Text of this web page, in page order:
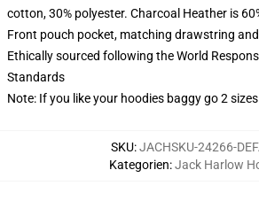
cotton, 30% polyester. Charcoal Heather is
Front pouch pocket, matching drawstring
Ethically sourced following the World
Standards
Note: If you like your hoodies baggy go 2
SKU:JACHSKU-24266-
Kategorien:Jack Harlow